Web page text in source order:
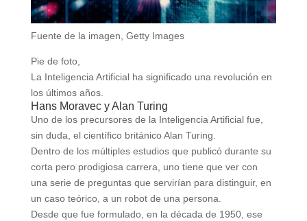
Fuente de la imagen, Getty Images
Pie de foto,
La Inteligencia Artificial ha significado una revolución en
los últimos años.
Hans Moravec y Alan Turing
Uno de los precursores de la Inteligencia Artificial fue,
sin duda, el científico británico Alan Turing.
Dentro de los múltiples estudios que publicó durante su
corta pero prodigiosa carrera, uno tiene que ver con
una serie de preguntas que servirían para distinguir, en
un caso teórico, a un robot de una persona.
Desde que fue formulado, en la década de 1950, ese